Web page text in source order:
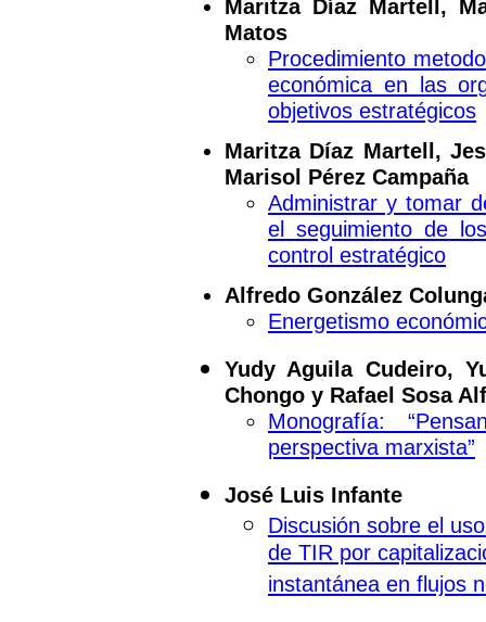
Maritza Díaz Martell,
Matos
Procedimiento
económica en las
objetivos estratégicos
Maritza Díaz Martell,
Marisol Pérez Campaña
Administrar y tomar
el seguimiento de
control estratégico
Alfredo González
Energetismo
Yudy Aguila Cudeiro,
Chongo y Rafael Sosa
Monografía:
perspectiva marxista”
José Luis Infante
Discusión sobre el
de TIR por
instantánea en flujos